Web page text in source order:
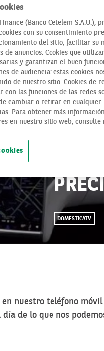
precio? [VÍDEO]
DOMESTICATV
nuestro teléfono
de lo que nos
(Banco Cetelem
con su consentimiento
del sitio, facilitar su
de anuncios. Cookies que
y garantizan el buen
de audiencia: estas cookies
de nuestro sitio. Cookies de
las funciones de las redes
cambiar o retirar en cualquier
Para obtener más
en nuestro sitio web, consulte